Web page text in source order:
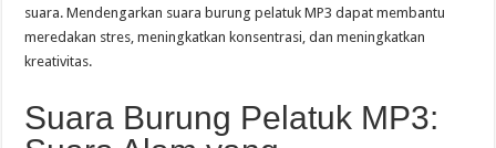
suara. Mendengarkan suara burung pelatuk MP3 dapat membantu
meredakan stres, meningkatkan konsentrasi, dan meningkatkan
kreativitas.
Suara Burung Pelatuk MP3: